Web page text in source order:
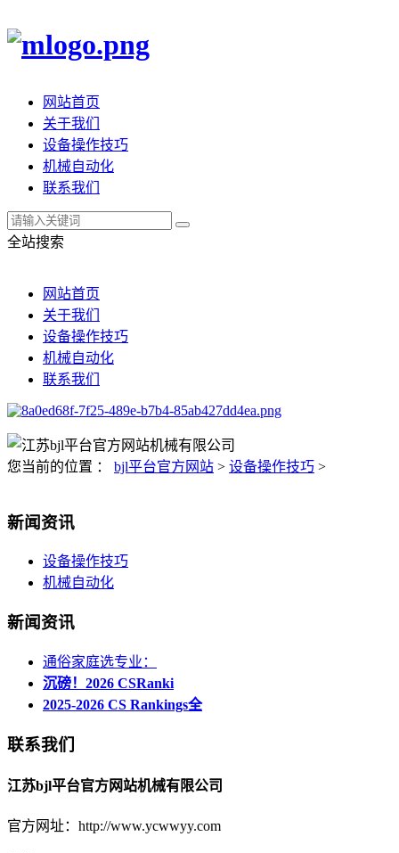
网站首页
关于我们
设备操作技巧
机械自动化
联系我们
全站搜索
网站首页
关于我们
设备操作技巧
机械自动化
联系我们
您当前的位置 ： bjl平台官方网站 > 设备操作技巧 >
新闻资讯
设备操作技巧
机械自动化
新闻资讯
通俗家庭选专业：
沉磅！2026 CSRanki
2025-2026 CS Rankings全
联系我们
江苏bjl平台官方网站机械有限公司
官方网址：http://www.ycwwyy.com